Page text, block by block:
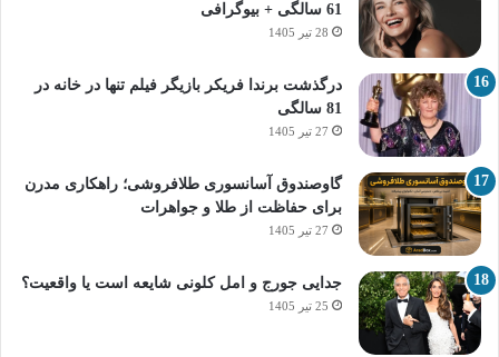
61 سالگی + بیوگرافی
28 تیر 1405
درگذشت برندا فریکر بازیگر فیلم تنها در خانه در
81 سالگی
27 تیر 1405
گاوصندوق آسانسوری طلافروشی؛ راهکاری مدرن
برای حفاظت از طلا و جواهرات
27 تیر 1405
جدایی جورج و امل کلونی شایعه است یا واقعیت؟
25 تیر 1405